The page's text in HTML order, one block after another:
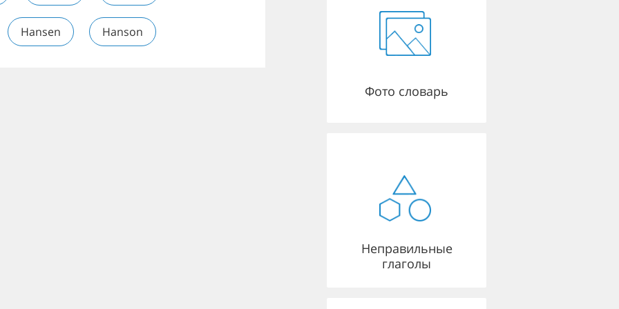
Hansen Hanson
Фото словарь
Неправильные
глаголы